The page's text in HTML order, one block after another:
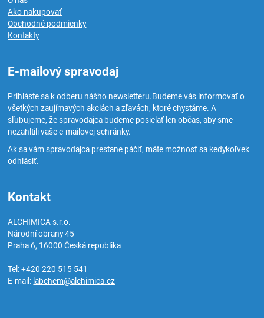
Ako nakupovať
Obchodné podmienky
Kontakty
E-mailový spravodaj
Prihláste sa k odberu nášho newsletteru.Budeme vás informovať o
všetkých zaujímavých akciách a zľavách, ktoré chystáme. A
sľubujeme, že spravodajca budeme posielať len občas, aby sme
nezahltili vaše e-mailovej schránky.
Ak sa vám spravodajca prestane páčiť, máte možnosť sa kedykoľvek
odhlásiť.
Kontakt
ALCHIMICA s.r.o.
Národní obrany 45
Praha 6, 16000Česká republika
Tel:+420 220 515 541
E-mail: labchem@alchimica.cz